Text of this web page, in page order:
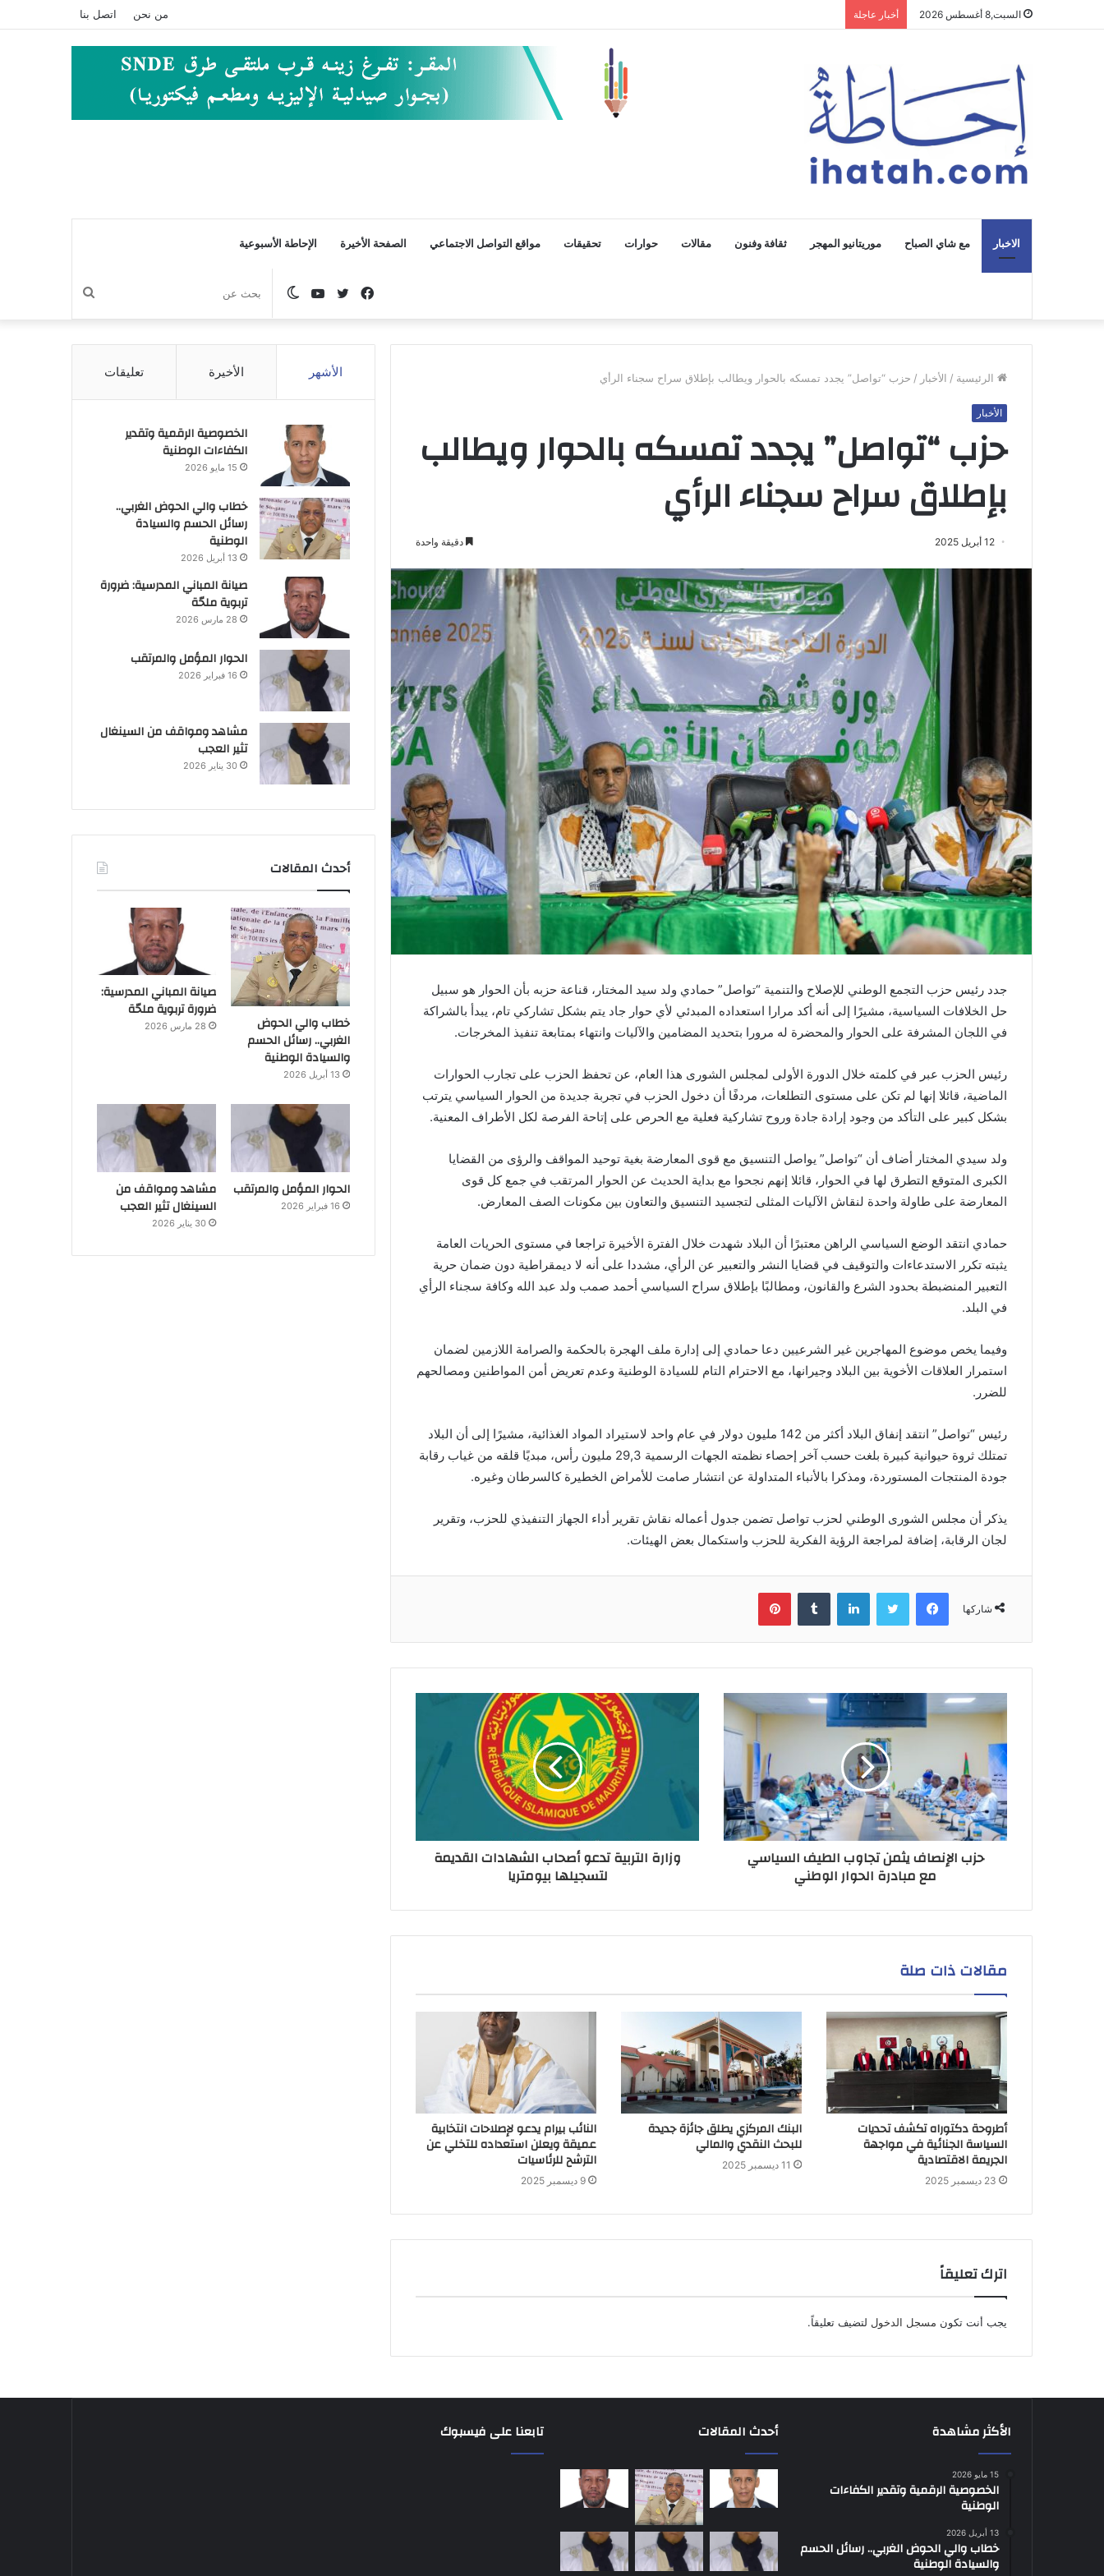
السبت,8 أغسطس 2026 أخبار عاجلة من نحن اتصل بنا
الاخبار مع شاي الصباح موريتانيو المهجر ثقافة وفنون مقالات حوارات تحقيقات مواقع التواصل الاجتماعي الصفحة الأخيرة الإحاطة الأسبوعية
بحث
عن
الوضع
المظلم
يوتيوبتويتر
فيسبوك
الرئيسية / الأخبار / حزب “تواصل” يجدد تمسكه بالحوار ويطالب بإطلاق سراح سجناء الرأي
الأخبار
حزب “تواصل” يجدد تمسكه بالحوار ويطالب
بإطلاق سراح سجناء الرأي
12 أبريل 2025 دقيقة واحدة
جدد رئيس حزب التجمع الوطني للإصلاح والتنمية “تواصل” حمادي ولد سيد المختار، قناعة حزبه بأن الحوار هو سبيل
حل الخلافات السياسية، مشيرًا إلى أنه أكد مرارا استعداده المبدئي لأي حوار جاد يتم بشكل تشاركي تام، يبدأ بالشراكة
في اللجان المشرفة على الحوار والمحضرة له مرورا بتحديد المضامين والآليات وانتهاء بمتابعة تنفيذ المخرجات.
رئيس الحزب عبر في كلمته خلال الدورة الأولى لمجلس الشورى هذا العام، عن تحفظ الحزب على تجارب الحوارات
الماضية، قائلا إنها لم تكن على مستوى التطلعات، مردفًا أن دخول الحزب في تجربة جديدة من الحوار السياسي يترتب
بشكل كبير على التأكد من وجود إرادة جادة وروح تشاركية فعلية مع الحرص على إتاحة الفرصة لكل الأطراف المعنية.
ولد سيدي المختار أضاف أن “تواصل” يواصل التنسيق مع قوى المعارضة بغية توحيد المواقف والرؤى من القضايا
الكبرى المتوقع التطرق لها في الحوار، قائلا إنهم نجحوا مع بداية الحديث عن الحوار المرتقب في جمع كل قوى
المعارضة على طاولة واحدة لنقاش الآليات المثلى لتجسيد التنسيق والتعاون بين مكونات الصف المعارض.
حمادي انتقد الوضع السياسي الراهن معتبرًا أن البلاد شهدت خلال الفترة الأخيرة تراجعا في مستوى الحريات العامة
يثبته تكرر الاستدعاءات والتوقيف في قضايا النشر والتعبير عن الرأي، مشددا على أنه لا ديمقراطية دون ضمان حرية
التعبير المنضبطة بحدود الشرع والقانون، ومطالبًا بإطلاق سراح السياسي أحمد صمب ولد عبد الله وكافة سجناء الرأي
في البلد.
وفيما يخص موضوع المهاجرين غير الشرعيين دعا حمادي إلى إدارة ملف الهجرة بالحكمة والصرامة اللازمين لضمان
استمرار العلاقات الأخوية بين البلاد وجيرانها، مع الاحترام التام للسيادة الوطنية وعدم تعريض أمن المواطنين ومصالحهم
للضرر.
رئيس “تواصل” انتقد إنفاق البلاد أكثر من 142 مليون دولار في عام واحد لاستيراد المواد الغذائية، مشيرًا إلى أن البلاد
تمتلك ثروة حيوانية كبيرة بلغت حسب آخر إحصاء نظمته الجهات الرسمية 29,3 مليون رأس، مبديًا قلقه من غياب رقابة
جودة المنتجات المستوردة، ومذكرا بالأنباء المتداولة عن انتشار صامت للأمراض الخطيرة كالسرطان وغيره.
يذكر أن مجلس الشورى الوطني لحزب تواصل تضمن جدول أعماله نقاش تقرير أداء الجهاز التنفيذي للحزب، وتقرير
لجان الرقابة، إضافة لمراجعة الرؤية الفكرية للحزب واستكمال بعض الهيئات.
شاركها
فيسبوك تويتر لينكدإن بينتيريست
حزب الإنصاف يثمن تجاوب الطيف السياسي
مع مبادرة الحوار الوطني
وزارة التربية تدعو أصحاب الشهادات القديمة
لتسجيلها بيومتريا
مقالات ذات صلة
أطروحة دكتوراه تكشف تحديات
السياسة الجنائية في مواجهة
الجريمة الاقتصادية
23 ديسمبر 2025
البنك المركزي يطلق جائزة جديدة
للبحث النقدي والمالي
11 ديسمبر 2025
النائب بيرام يدعو لإصلاحات انتخابية
عميقة ويعلن استعداده للتخلي عن
الترشح للرئاسيات
9 ديسمبر 2025
اترك تعليقاً
يجب أنت تكون مسجل الدخول لتضيف تعليقاً.
الأشهر الأخيرة تعليقات
الخصوصية الرقمية وتقدير
الكفاءات الوطنية
15 مايو 2026
خطاب والي الحوض الغربي..
رسائل الحسم والسيادة
الوطنية
13 أبريل 2026
صيانة المباني المدرسية: ضرورة
تربوية ملحّة
28 مارس 2026
الحوار المؤمل والمرتقب
16 فبراير 2026
مشاهد ومواقف من السينغال
تثير العجب
30 يناير 2026
أحدث المقالات
خطاب والي الحوض
الغربي.. رسائل الحسم
والسيادة الوطنية
13 أبريل 2026
صيانة المباني المدرسية:
ضرورة تربوية ملحّة
28 مارس 2026
الحوار المؤمل والمرتقب
16 فبراير 2026
مشاهد ومواقف من
السينغال تثير العجب
30 يناير 2026
الأكثر مشاهدة
15 مايو 2026
الخصوصية الرقمية وتقدير الكفاءات
الوطنية
13 أبريل 2026
خطاب والي الحوض الغربي.. رسائل الحسم
والسيادة الوطنية
أحدث المقالات تابعنا على فيسبوك